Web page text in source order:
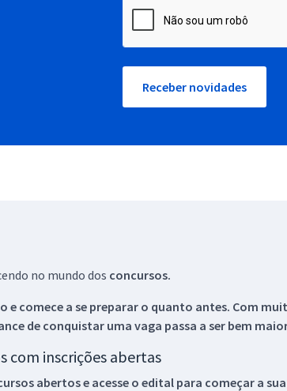
Receber novidades
no mundo dos concursos.
e comece a se preparar o quanto antes. Com
de conquistar uma vaga passa a ser bem
com inscrições abertas
abertos e acesse o edital para começar a